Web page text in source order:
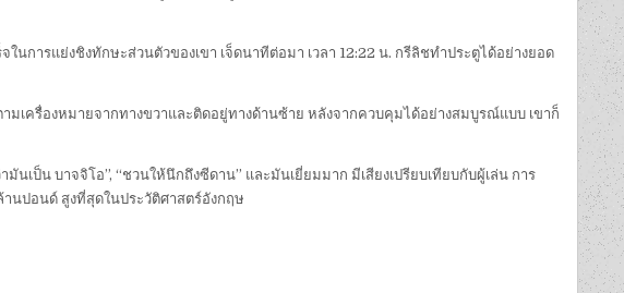
การแย่งชิงทักษะส่วนตัวของเขา เจ็ดนาทีต่อมา เวลา 12:22 น. กรีลิชทำประตูได้อย่างยอด
เครื่องหมายจากทางขวาและติดอยู่ทางด้านซ้าย หลังจากควบคุมได้อย่างสมบูรณ์แบบ เขาก็
เป็น บาจจิโอ”, “ชวนให้นึกถึงซีดาน” และมันเยี่ยมมาก มีเสียงเปรียบเทียบกับผู้เล่น การ
นปอนด์ สูงที่สุดในประวัติศาสตร์อังกฤษ